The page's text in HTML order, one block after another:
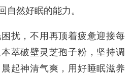
自然好眠的能力。
扰，不用再顶着疲惫迎接每
萃破壁灵芝孢子粉，坚持调
起神清气爽，用好睡眠滋养